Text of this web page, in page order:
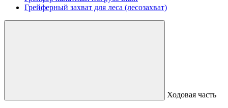
Грейферный захват для леса (лесозахват)
Ходовая часть